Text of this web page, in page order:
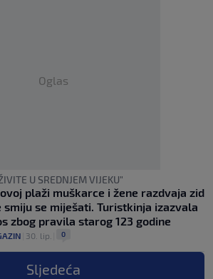
Oglas
U SREDNJEM VIJEKU"
plaži muškarce i žene razdvaja zid
smiju se miješati. Turistkinja izazvala
zbog pravila starog 123 godine
30. lip. 0
Sljedeća